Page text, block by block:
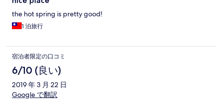
the hot spring is pretty good!
1 泊旅行
宿泊者限定の口コミ
6/10 (良い)
2019 年 3 月 22 日
Google で翻訳